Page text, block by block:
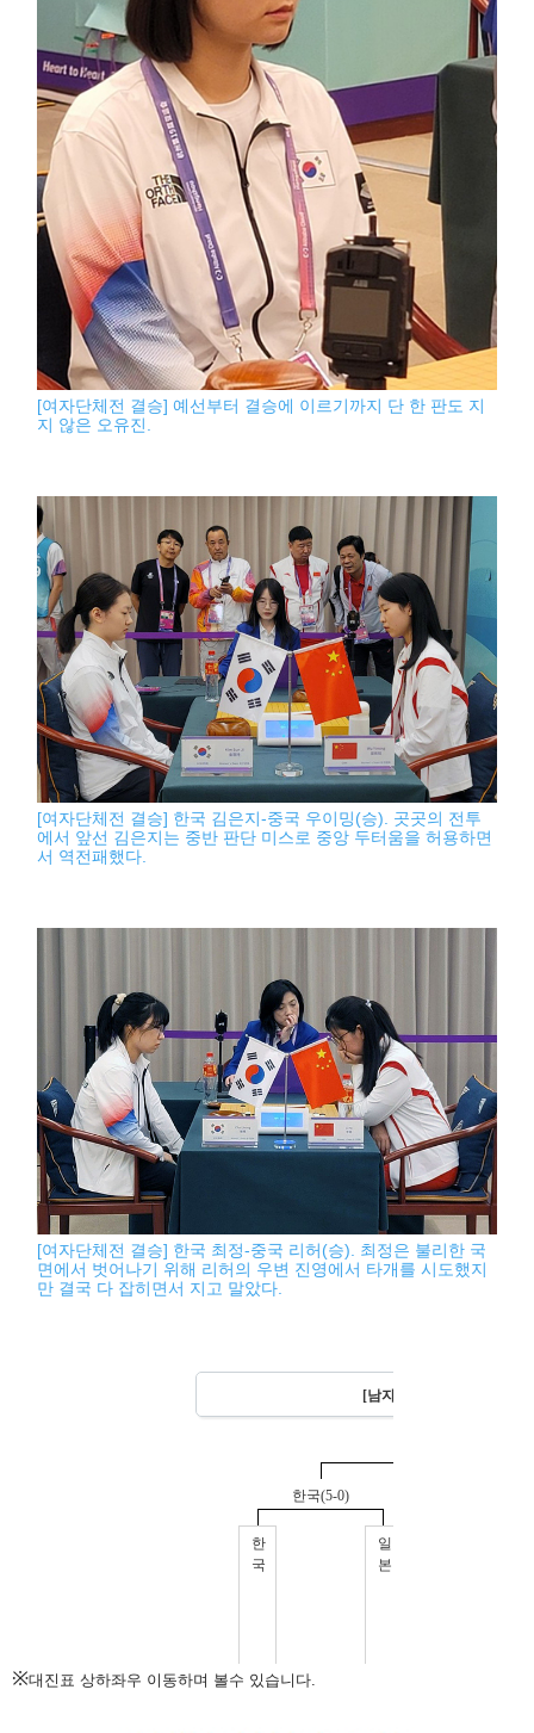
[여자단체전 결승] 예선부터 결승에 이르기까지 단 한 판도 지
지 않은 오유진.
[여자단체전 결승] 한국 김은지-중국 우이밍(승). 곳곳의 전투
에서 앞선 김은지는 중반 판단 미스로 중앙 두터움을 허용하면
서 역전패했다.
[여자단체전 결승] 한국 최정-중국 리허(승). 최정은 불리한 국
면에서 벗어나기 위해 리허의 우변 진영에서 타개를 시도했지
만 결국 다 잡히면서 지고 말았다.
※대진표 상하좌우 이동하며 볼수 있습니다.